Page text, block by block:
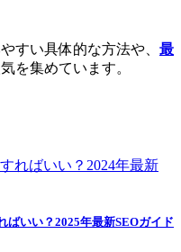
すい具体的な方法や、 最
を集めています。
ばいい？2025年最新SEOガイド